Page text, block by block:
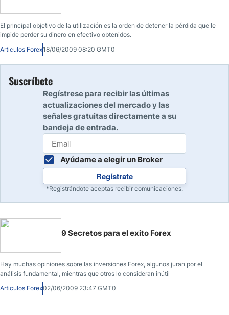
El principal objetivo de la utilización es la orden de detener la pérdida que le
impide perder su dinero en efectivo obtenidos.
Articulos Forex18/06/2009 08:20 GMT0
Suscríbete
Regístrese para recibir las últimas
actualizaciones del mercado y las
señales gratuitas directamente a su
bandeja de entrada.
Ayúdame a elegir un Broker
Regístrate
*Registrándote aceptas recibir comunicaciones.
9 Secretos para el exito Forex
Hay muchas opiniones sobre las inversiones Forex, algunos juran por el
análisis fundamental, mientras que otros lo consideran inútil
Articulos Forex02/06/2009 23:47 GMT0